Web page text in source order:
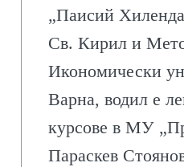
„Паисий
Св. Кирил и
Икономически
Варна, водил е
курсове в МУ
Параскев